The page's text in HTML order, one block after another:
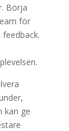
Börja
för
kan ge